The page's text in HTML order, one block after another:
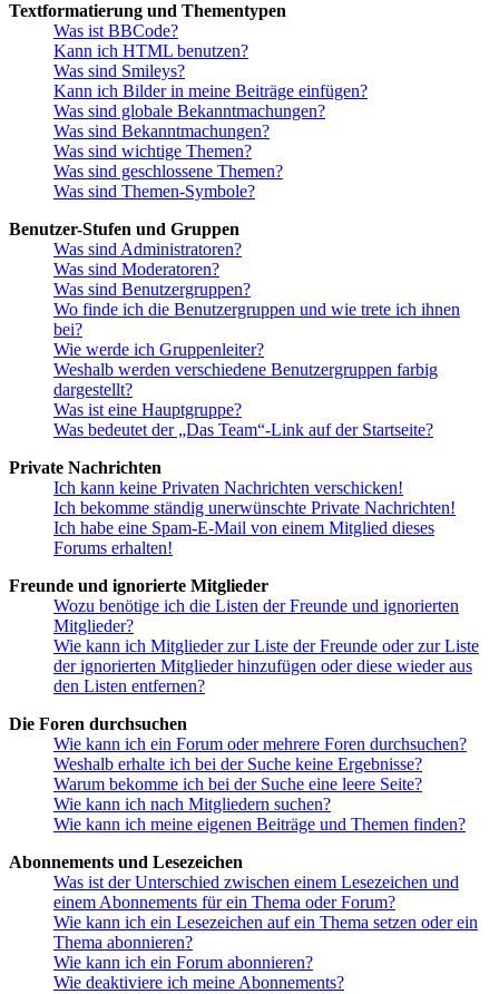
Textformatierung und Thementypen
Was ist BBCode?
Kann ich HTML benutzen?
Was sind Smileys?
Kann ich Bilder in meine Beiträge einfügen?
Was sind globale Bekanntmachungen?
Was sind Bekanntmachungen?
Was sind wichtige Themen?
Was sind geschlossene Themen?
Was sind Themen-Symbole?
Benutzer-Stufen und Gruppen
Was sind Administratoren?
Was sind Moderatoren?
Was sind Benutzergruppen?
Wo finde ich die Benutzergruppen und wie trete ich ihnen
bei?
Wie werde ich Gruppenleiter?
Weshalb werden verschiedene Benutzergruppen farbig
dargestellt?
Was ist eine Hauptgruppe?
Was bedeutet der „Das Team“-Link auf der Startseite?
Private Nachrichten
Ich kann keine Privaten Nachrichten verschicken!
Ich bekomme ständig unerwünschte Private Nachrichten!
Ich habe eine Spam-E-Mail von einem Mitglied dieses
Forums erhalten!
Freunde und ignorierte Mitglieder
Wozu benötige ich die Listen der Freunde und ignorierten
Mitglieder?
Wie kann ich Mitglieder zur Liste der Freunde oder zur Liste
der ignorierten Mitglieder hinzufügen oder diese wieder aus
den Listen entfernen?
Die Foren durchsuchen
Wie kann ich ein Forum oder mehrere Foren durchsuchen?
Weshalb erhalte ich bei der Suche keine Ergebnisse?
Warum bekomme ich bei der Suche eine leere Seite?
Wie kann ich nach Mitgliedern suchen?
Wie kann ich meine eigenen Beiträge und Themen finden?
Abonnements und Lesezeichen
Was ist der Unterschied zwischen einem Lesezeichen und
einem Abonnements für ein Thema oder Forum?
Wie kann ich ein Lesezeichen auf ein Thema setzen oder ein
Thema abonnieren?
Wie kann ich ein Forum abonnieren?
Wie deaktiviere ich meine Abonnements?